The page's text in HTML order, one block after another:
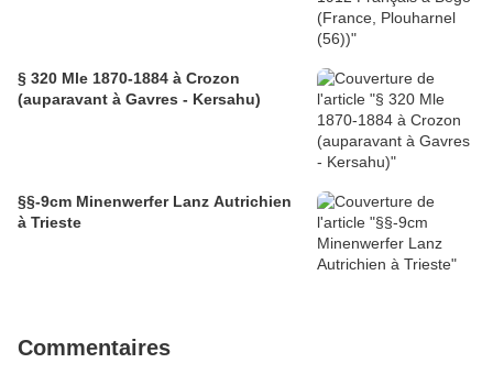
§ 320 Mle 1870-1884 à Crozon
(auparavant à Gavres - Kersahu)
§§-9cm Minenwerfer Lanz Autrichien
à Trieste
Commentaires